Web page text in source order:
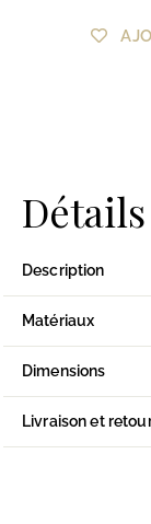
Détails
Description
Matériaux
Dimensions
Livraison et